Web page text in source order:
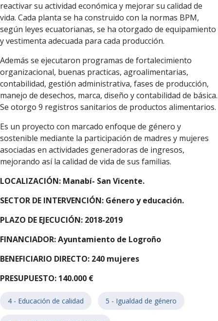
reactivar su actividad económica y mejorar su calidad de
vida. Cada planta se ha construido con la normas BPM,
según leyes ecuatorianas, se ha otorgado de equipamiento
y vestimenta adecuada para cada producción.
Además se ejecutaron programas de fortalecimiento
organizacional, buenas practicas, agroalimentarias,
contabilidad, gestión administrativa, fases de producción,
manejo de desechos, marca, diseño y contabilidad de básica.
Se otorgo 9 registros sanitarios de productos alimentarios.
Es un proyecto con marcado enfoque de género y
sostenible mediante la participación de madres y mujeres
asociadas en actividades generadoras de ingresos,
mejorando así la calidad de vida de sus familias.
LOCALIZACIÓN: Manabí- San Vicente.
SECTOR DE INTERVENCIÓN: Género y educación.
PLAZO DE EJECUCIÓN: 2018-2019
FINANCIADOR: Ayuntamiento de Logroño
BENEFICIARIO DIRECTO: 240 mujeres
PRESUPUESTO: 140.000 €
4 - Educación de calidad 5 - Igualdad de género